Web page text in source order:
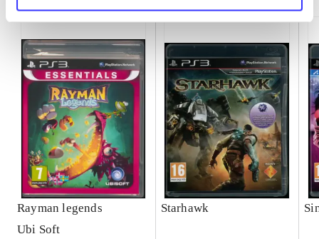
Rayman legends
Ubi Soft
Starhawk